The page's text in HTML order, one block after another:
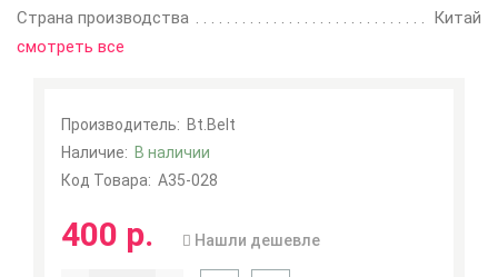
Страна производства
Китай
смотреть все
Производитель: Bt.Belt
Наличие: В наличии
Код Товара: A35-028
400 р. Нашли дешевле